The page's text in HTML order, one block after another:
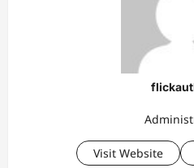
Visit Website